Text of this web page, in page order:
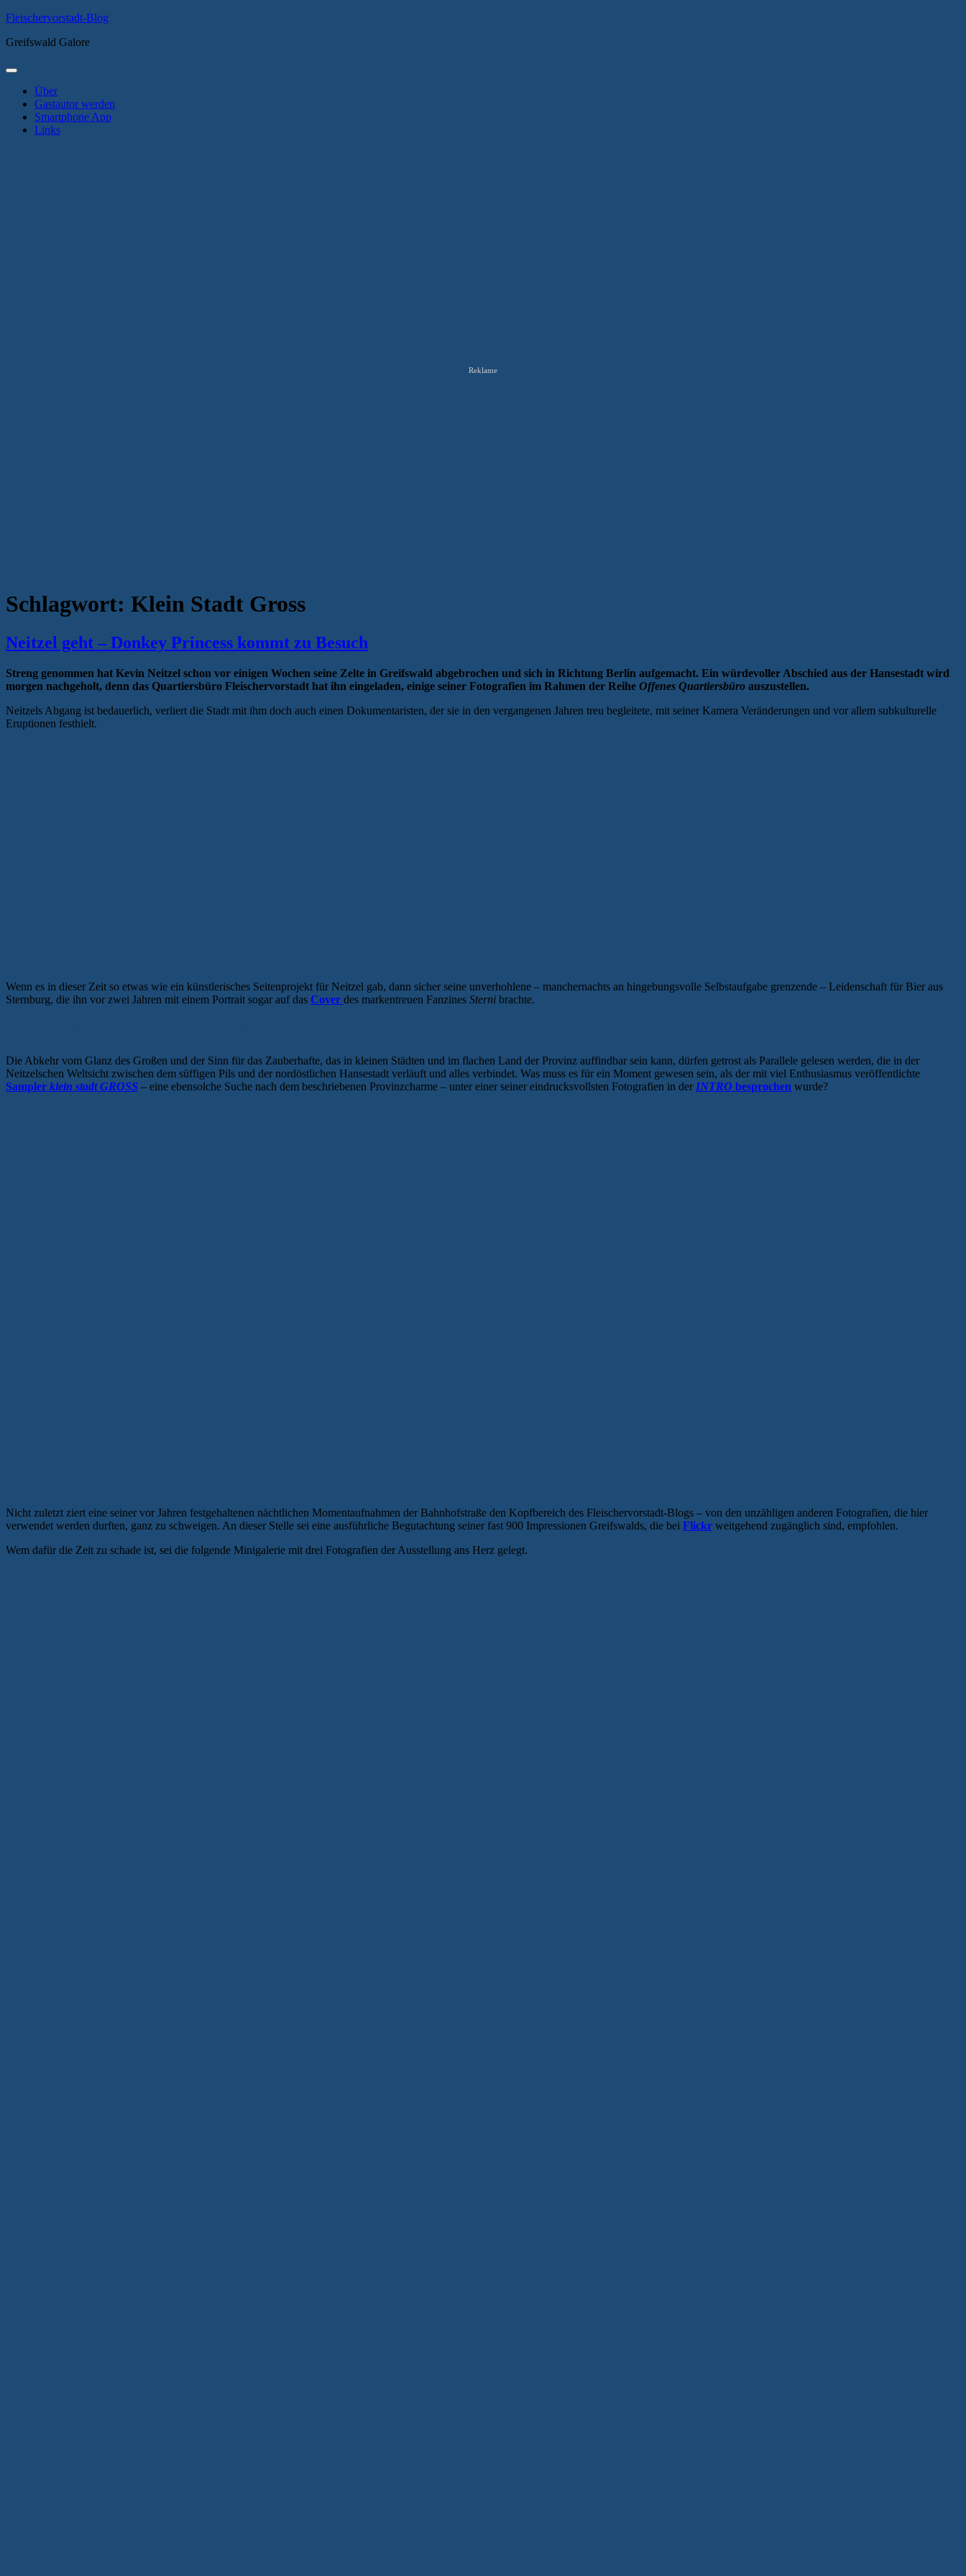
Zum
springen
Fleischervorstadt-Blog
Greifswald Galore
Primäres
Über
Gastautor werden
Smartphone App
Links
Reklame
Schlagwort: Klein Stadt Gross
Neitzel geht – Donkey Princess kommt zu Besuch
Streng genommen hat Kevin Neitzel schon vor einigen Wochen seine Zelte in Greifswald abgebrochen und sich in Richtung Berlin aufgemacht. Ein würdevoller Abschied aus der Hansestadt wird
morgen nachgeholt, denn das Quartiersbüro Fleischervorstadt hat ihn eingeladen, einige seiner Fotografien im Rahmen der Reihe Offenes Quartiersbüro auszustellen.
Neitzels Abgang ist bedauerlich, verliert die Stadt mit ihm doch auch einen Dokumentaristen, der sie in den vergangenen Jahren treu begleitete, mit seiner Kamera Veränderungen und vor allem subkulturelle
Eruptionen festhielt.
Wenn es in dieser Zeit so etwas wie ein künstlerisches Seitenprojekt für Neitzel gab, dann sicher seine unverhohlene – manchernachts an hingebungsvolle Selbstaufgabe grenzende – Leidenschaft für Bier aus
Sternburg, die ihn vor zwei Jahren mit einem Portrait sogar auf das Cover des markentreuen Fanzines Sterni brachte.
Die Abkehr vom Glanz des Großen und der Sinn für das Zauberhafte, das in kleinen Städten und im flachen Land der Provinz auffindbar sein kann, dürfen getrost als Parallele gelesen werden, die in der
Neitzelschen Weltsicht zwischen dem süffigen Pils und der nordöstlichen Hansestadt verläuft und alles verbindet. Was muss es für ein Moment gewesen sein, als der mit viel Enthusiasmus veröffentlichte
Sampler klein stadt GROSS – eine ebensolche Suche nach dem beschriebenen Provinzcharme – unter einer seiner eindrucksvollsten Fotografien in der INTRO besprochen wurde?
Nicht zuletzt ziert eine seiner vor Jahren festgehaltenen nächtlichen Momentaufnahmen der Bahnhofstraße den Kopfbereich des Fleischervorstadt-Blogs – von den unzähligen anderen Fotografien, die hier
verwendet werden durften, ganz zu schweigen. An dieser Stelle sei eine ausführliche Begutachtung seiner fast 900 Impressionen Greifswalds, die bei Flickr weitgehend zugänglich sind, empfohlen.
Wem dafür die Zeit zu schade ist, sei die folgende Minigalerie mit drei Fotografien der Ausstellung ans Herz gelegt.